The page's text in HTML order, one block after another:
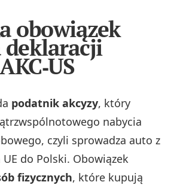
obowiązek
deklaracji
podatnik akcyzy, który
nabycia
czyli sprowadza auto z
do Polski. Obowiązek
fizycznych, które kupują